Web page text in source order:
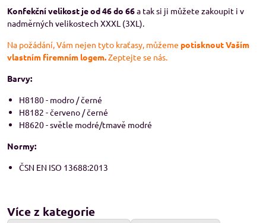
Konfekční velikost je od 46 do 66a tak si ji můžete zakoupit i v
nadměrných velikostech XXXL (3XL).
Na požádání, Vám nejen tyto kraťasy, můžeme potisknout Vaším
vlastním firemním logem.Zeptejte se nás.
Barvy:
H8180 - modro / černé
H8182 - červeno / černé
H8620 - světle modré/tmavě modré
Normy:
ČSN EN ISO 13688:2013
Více z kategorie